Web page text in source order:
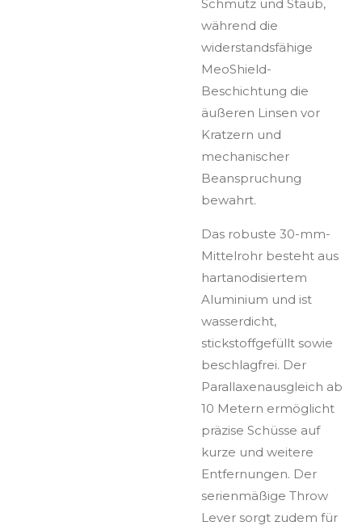
Schmutz und Staub,
während die
widerstandsfähige
MeoShield-
Beschichtung die
äußeren Linsen vor
Kratzern und
mechanischer
Beanspruchung
bewahrt.
Das robuste 30-mm-
Mittelrohr besteht aus
hartanodisiertem
Aluminium und ist
wasserdicht,
stickstoffgefüllt sowie
beschlagfrei. Der
Parallaxenausgleich ab
10 Metern ermöglicht
präzise Schüsse auf
kurze und weitere
Entfernungen. Der
serienmäßige Throw
Lever sorgt zudem für